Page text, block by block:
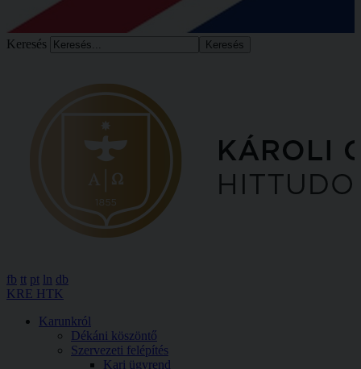
Keresés
fb tt pt ln db
KRE HTK
Karunkról
Dékáni köszöntő
Szervezeti felépítés
Kari ügyrend